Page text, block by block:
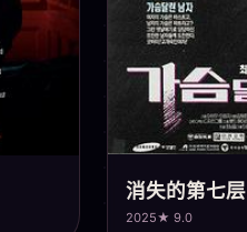
消失的第七层
2025★ 9.0